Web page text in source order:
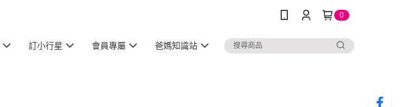
0
訂小行星 會員專屬 爸媽知識站